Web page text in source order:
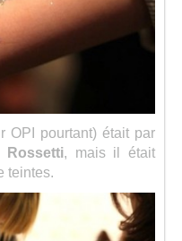
OPI pourtant) était par
Rossetti, mais il était
teintes.